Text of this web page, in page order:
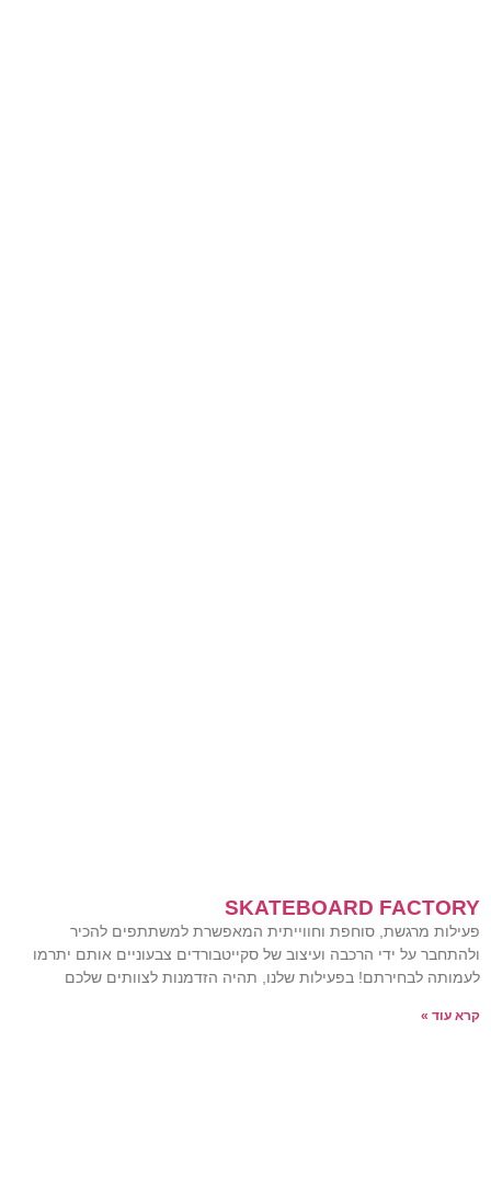
SKATEBOARD FACTORY
פעילות מרגשת, סוחפת וחווייתית המאפשרת למשתתפים להכיר
ולהתחבר על ידי הרכבה ועיצוב של סקייטבורדים צבעוניים אותם יתרמו
לעמותה לבחירתם! בפעילות שלנו, תהיה הזדמנות לצוותים שלכם
קרא עוד »